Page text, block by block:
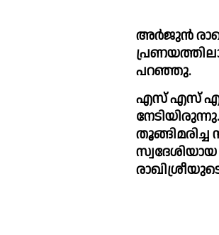
അര്‍ജുൻ
പറഞ്ഞു.
എസ് എസ് എല്‍